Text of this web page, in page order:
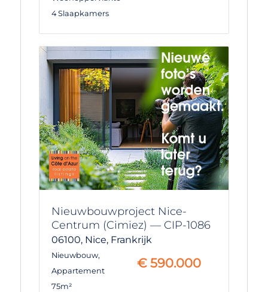
4 Slaapkamers
Nieuwbouwproject Nice-
Centrum (Cimiez) — CIP-1086
06100, Nice, Frankrijk
Nieuwbouw,
Appartement
75m²
€ 590.000